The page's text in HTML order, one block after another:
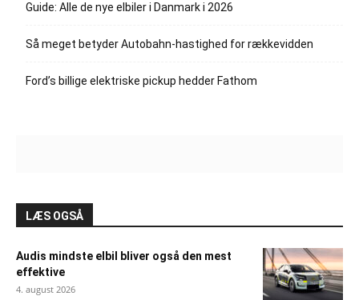
Guide: Alle de nye elbiler i Danmark i 2026
Så meget betyder Autobahn-hastighed for rækkevidden
Ford’s billige elektriske pickup hedder Fathom
LÆS OGSÅ
Audis mindste elbil bliver også den mest
effektive
4. august 2026